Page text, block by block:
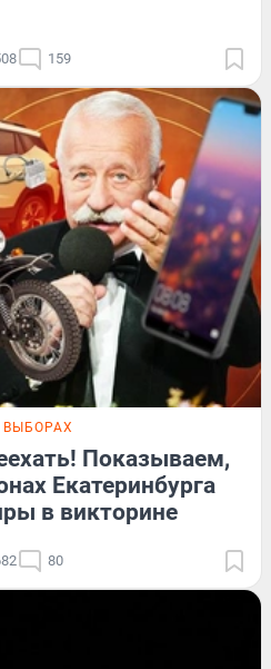
159
Показываем,
Екатеринбурга
в викторине
80